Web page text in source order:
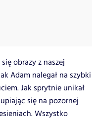
obrazy z naszej
Adam nalegał na szybki
Jak sprytnie unikał
się na pozornej
Wszystko